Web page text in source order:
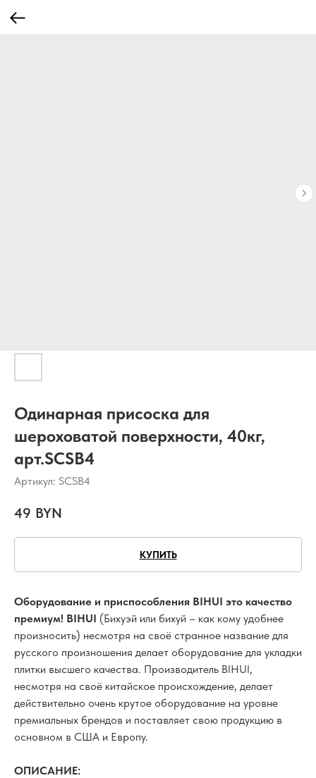
Одинарная присоска для
шероховатой поверхности, 40кг,
арт.SCSB4
Артикул: SCSB4
49 BYN
КУПИТЬ
Оборудование и приспособления BIHUI это качество
премиум! BIHUI (Бихуэй или бихуй – как кому удобнее
произносить) несмотря на своё странное название для
русского произношения делает оборудование для укладки
плитки высшего качества. Производитель BIHUI,
несмотря на своё китайское происхождение, делает
действительно очень крутое оборудование на уровне
премиальных брендов и поставляет свою продукцию в
основном в США и Европу.
ОПИСАНИЕ: